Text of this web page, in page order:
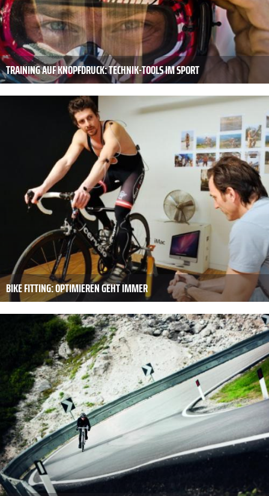
TRAINING AUF KNOPFDRUCK: TECHNIK-TOOLS IM SPORT
BIKE FITTING: OPTIMIEREN GEHT IMMER